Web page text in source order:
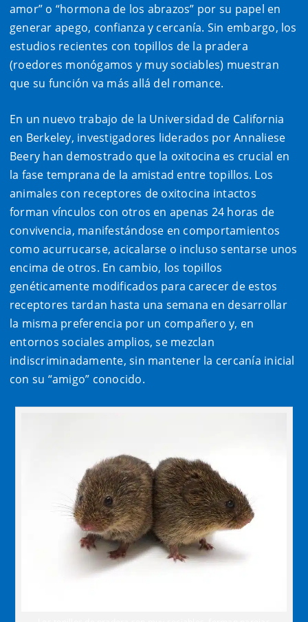
amor” o “hormona de los abrazos” por su papel en
generar apego, confianza y cercanía. Sin embargo, los
estudios recientes con topillos de la pradera
(roedores monógamos y muy sociables) muestran
que su función va más allá del romance.
En un nuevo trabajo de la Universidad de California
en Berkeley, investigadores liderados por Annaliese
Beery han demostrado que la oxitocina es crucial en
la fase temprana de la amistad entre topillos. Los
animales con receptores de oxitocina intactos
forman vínculos con otros en apenas 24 horas de
convivencia, manifestándose en comportamientos
como acurrucarse, acicalarse o incluso sentarse unos
encima de otros. En cambio, los topillos
genéticamente modificados para carecer de estos
receptores tardan hasta una semana en desarrollar
la misma preferencia por un compañero y, en
entornos sociales amplios, se mezclan
indiscriminadamente, sin mantener la cercanía inicial
con su “amigo” conocido.